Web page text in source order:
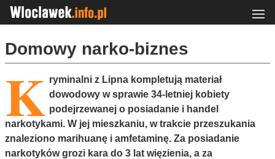
Domowy narko-biznes
K ryminalni z Lipna kompletują materiał
dowodowy w sprawie 34-letniej kobiety
podejrzewanej o posiadanie i handel
narkotykami. W jej mieszkaniu, w trakcie przeszukania
znaleziono marihuanę i amfetaminę. Za posiadanie
narkotyków grozi kara do 3 lat więzienia, a za